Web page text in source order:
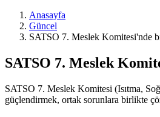
Anasayfa
Güncel
SATSO 7. Meslek Komitesi'nde
SATSO 7. Meslek
SATSO 7. Meslek Komitesi (Isıtma,
güçlendirmek, ortak sorunlara birlikte